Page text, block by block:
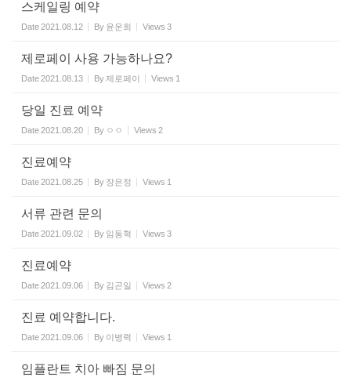
스케일링 예약
Date2021.08.12 By 윤운희 Views 3
제로페이 사용 가능하나요?
Date2021.08.13 By제로페이 Views 1
당일 진료 예약
Date2021.08.20 By ㅇㅇ Views 2
진료예약
Date2021.08.25 By 장은정 Views 1
서류 관련 문의
Date2021.09.02 By 임동혁 Views 3
진료예약
Date2021.09.06 By 김곤일 Views 2
진료 예약합니다.
Date2021.09.06 By 이병력 Views 1
임플란트 치아 빠짐 문의